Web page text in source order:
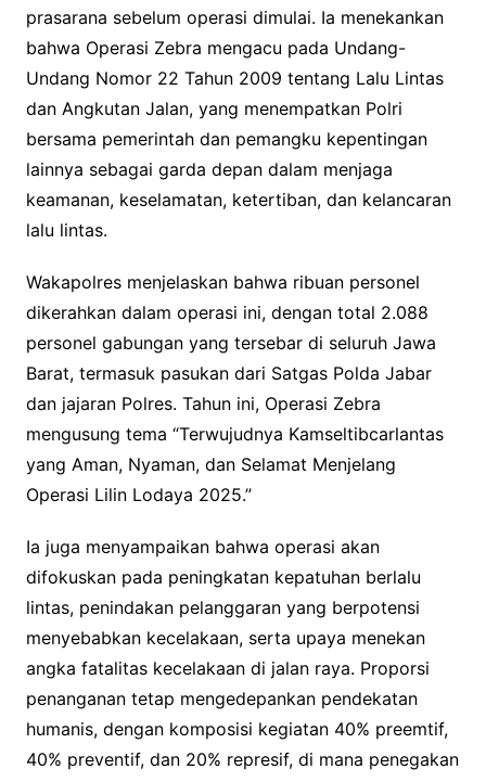
prasarana sebelum operasi dimulai. Ia menekankan
bahwa Operasi Zebra mengacu pada Undang-
Undang Nomor 22 Tahun 2009 tentang Lalu Lintas
dan Angkutan Jalan, yang menempatkan Polri
bersama pemerintah dan pemangku kepentingan
lainnya sebagai garda depan dalam menjaga
keamanan, keselamatan, ketertiban, dan kelancaran
lalu lintas.
Wakapolres menjelaskan bahwa ribuan personel
dikerahkan dalam operasi ini, dengan total 2.088
personel gabungan yang tersebar di seluruh Jawa
Barat, termasuk pasukan dari Satgas Polda Jabar
dan jajaran Polres. Tahun ini, Operasi Zebra
mengusung tema “Terwujudnya Kamseltibcarlantas
yang Aman, Nyaman, dan Selamat Menjelang
Operasi Lilin Lodaya 2025.”
Ia juga menyampaikan bahwa operasi akan
difokuskan pada peningkatan kepatuhan berlalu
lintas, penindakan pelanggaran yang berpotensi
menyebabkan kecelakaan, serta upaya menekan
angka fatalitas kecelakaan di jalan raya. Proporsi
penanganan tetap mengedepankan pendekatan
humanis, dengan komposisi kegiatan 40% preemtif,
40% preventif, dan 20% represif, di mana penegakan